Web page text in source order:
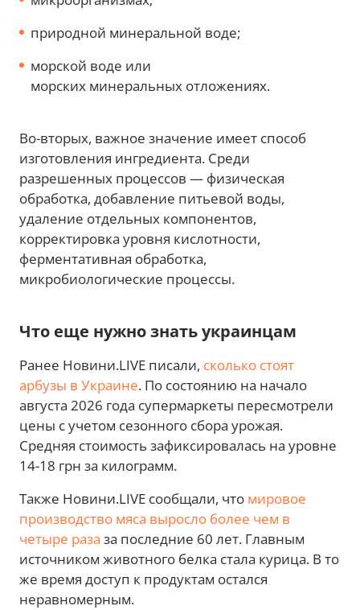
природной минеральной воде;
морской воде или
морских минеральных отложениях.
Во-вторых, важное значение имеет способ
изготовления ингредиента. Среди
разрешенных процессов — физическая
обработка, добавление питьевой воды,
удаление отдельных компонентов,
корректировка уровня кислотности,
ферментативная обработка,
микробиологические процессы.
Что еще нужно знать украинцам
Ранее Новини.LIVE писали, сколько стоят
арбузы в Украине. По состоянию на начало
августа 2026 года супермаркеты пересмотрели
цены с учетом сезонного сбора урожая.
Средняя стоимость зафиксировалась на уровне
14-18 грн за килограмм.
Также Новини.LIVE сообщали, что мировое
производство мяса выросло более чем в
четыре раза за последние 60 лет. Главным
источником животного белка стала курица. В то
же время доступ к продуктам остался
неравномерным.